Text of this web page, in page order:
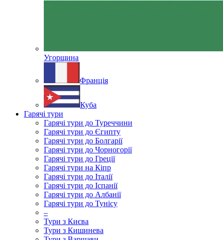
Угорщина
Франція
Куба
Гарячі тури
Гарячі тури до Туреччини
Гарячі тури до Єгипту
Гарячі тури до Болгарії
Гарячі тури до Чорногорії
Гарячі тури до Греції
Гарячі тури на Кіпр
Гарячі тури до Італії
Гарячі тури до Іспанії
Гарячі тури до Албанії
Гарячі тури до Тунісу
–
Тури з Києва
Тури з Кишинева